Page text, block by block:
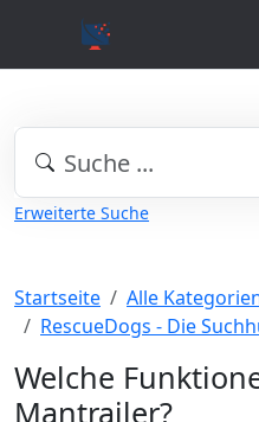
Erweiterte Suche
Startseite
Alle
RescueDogs - Die
Welche
Mantrailer?